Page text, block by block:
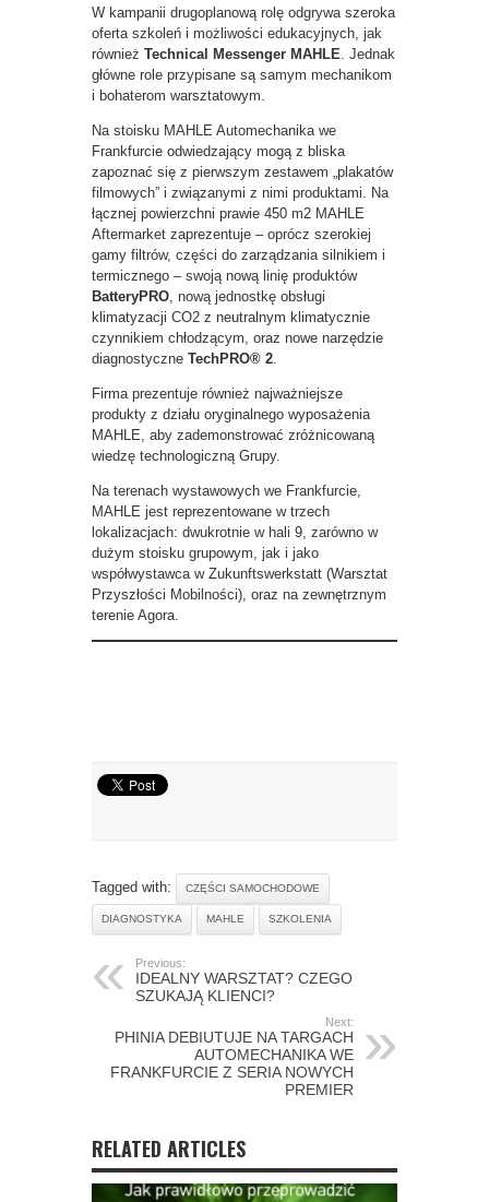
W kampanii drugoplanową rolę odgrywa szeroka
oferta szkoleń i możliwości edukacyjnych, jak
również Technical Messenger MAHLE . Jednak
główne role przypisane są samym mechanikom
i bohaterom warsztatowym.
Na stoisku MAHLE Automechanika we
Frankfurcie odwiedzający mogą z bliska
zapoznać się z pierwszym zestawem „plakatów
filmowych” i związanymi z nimi produktami. Na
łącznej powierzchni prawie 450 m2 MAHLE
Aftermarket zaprezentuje – oprócz szerokiej
gamy filtrów, części do zarządzania silnikiem i
termicznego – swoją nową linię produktów
BatteryPRO , nową jednostkę obsługi
klimatyzacji CO2 z neutralnym klimatycznie
czynnikiem chłodzącym, oraz nowe narzędzie
diagnostyczne TechPRO® 2
Firma prezentuje również najważniejsze
produkty z działu oryginalnego wyposażenia
MAHLE, aby zademonstrować zróżnicowaną
wiedzę technologiczną Grupy.
Na terenach wystawowych we Frankfurcie,
MAHLE jest reprezentowane w trzech
lokalizacjach: dwukrotnie w hali 9, zarówno w
dużym stoisku grupowym, jak i jako
współwystawca w Zukunftswerkstatt (Warsztat
Przyszłości Mobilności), oraz na zewnętrznym
terenie Agora.
Tagged with: CZĘŚCI SAMOCHODOWE
DIAGNOSTYKA MAHLE SZKOLENIA
Previous:
IDEALNY WARSZTAT? CZEGO
SZUKAJĄ KLIENCI?
Next:
PHINIA DEBIUTUJE NA TARGACH
AUTOMECHANIKA WE
FRANKFURCIE Z SERIA NOWYCH
PREMIER
RELATED ARTICLES